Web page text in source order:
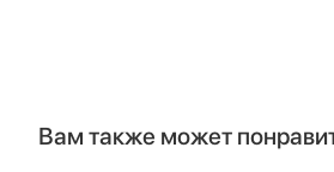
Вам также может